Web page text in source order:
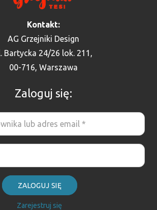
Kontakt:
AG Grzejniki Design
Bartycka 24/26 lok. 211,
00-716, Warszawa
Zaloguj się:
ZALOGUJ SIĘ
Zarejestruj się